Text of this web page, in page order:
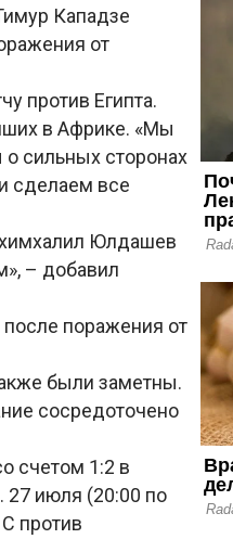
Кападзе
от
против Египта.
в Африке. «Мы
сильных сторонах
сделаем все
Юлдашев
– добавил
поражения от
были заметны.
сосредоточено
счетом 1:2 в
27 июля (20:00 по
против